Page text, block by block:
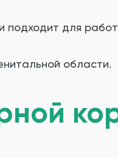
подходит для
области.